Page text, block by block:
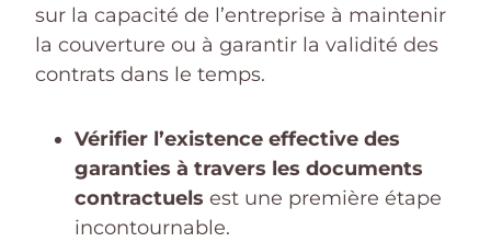
sur la capacité de l’entreprise à maintenir
la couverture ou à garantir la validité des
contrats dans le temps.
Vérifier l’existence effective des
garanties à travers les documents
contractuels est une première étape
incontournable.